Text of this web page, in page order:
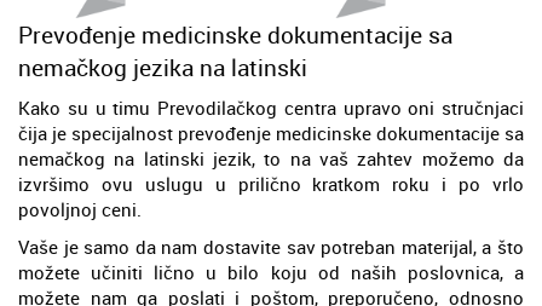
Prevođenje medicinske dokumentacije sa
nemačkog jezika na latinski
Kako su u timu Prevodilačkog centra upravo oni stručnjaci
čija je specijalnost prevođenje medicinske dokumentacije sa
nemačkog na latinski jezik, to na vaš zahtev možemo da
izvršimo ovu uslugu u prilično kratkom roku i po vrlo
povoljnoj ceni.
Vaše je samo da nam dostavite sav potreban materijal, a što
možete učiniti lično u bilo koju od naših poslovnica, a
možete nam ga poslati i poštom, preporučeno, odnosno